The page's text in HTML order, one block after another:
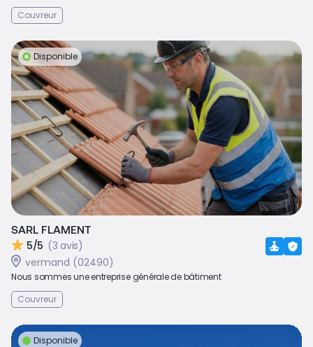
Couvreur
Disponible
SARL FLAMENT
5/5 (3 avis)
vermand (02490)
Nous sommes une entreprise générale de bâtiment
Couvreur
Disponible